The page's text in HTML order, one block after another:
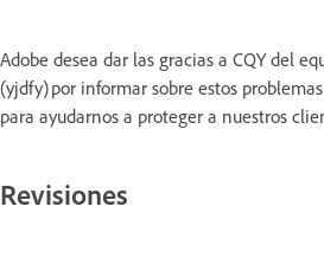
Adobe desea dar las gracias a CQY del
(yjdfy) por informar sobre estos
para ayudarnos a proteger a nuestros
Revisiones